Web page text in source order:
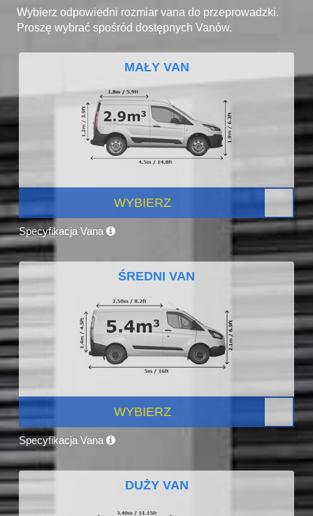
Wybierz odpowiedni rozmiar vana do przeprowadzki.
Proszę wybrać spośród dostępnych Vanów.
MAŁY VAN
WYBIERZ
Specyfikacja Vana
ŚREDNI VAN
WYBIERZ
Specyfikacja Vana
DUŻY VAN